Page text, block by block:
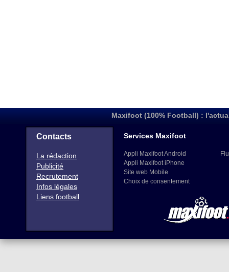
Maxifoot (100% Football) :
Contacts
La rédaction
Publicité
Recrutement
Infos légales
Liens football
Services Maxifoot
Appli Maxifoot Android
Appli Maxifoot iPhone
Site web Mobile
Choix de consentement